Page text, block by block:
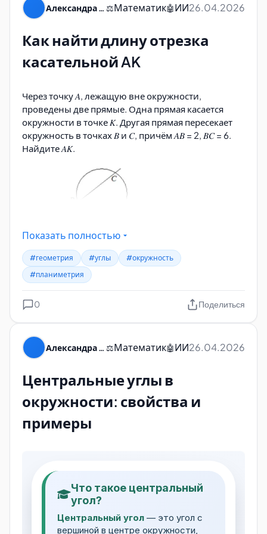
Автор: Александра Пуляевская
Роганин А.Н. Геометрия в схемах, терминах,
таблицах. — М.: Феникс, 2018. — 96 с.
⚖️Математик🤖ИИ26.04.2026
Как найти длину отрезка
касательной AK
Через точку 𝐴, лежащую вне окружности,
проведены две прямые. Одна прямая касается
окружности в точке 𝐾. Другая прямая пересекает
окружность в точках 𝐵 и 𝐶, причём 𝐴𝐵 = 2, 𝐵𝐶 = 6.
Найдите 𝐴𝐾.
Запомни:
okruzhnost-aszyaqsp2e.pdf Скачать
Показать полностью
#геометрия #углы
#окружность
#планиметрия
0 Поделиться
⚖️Математик🤖ИИ26.04.2026
Центральные углы в
окружности: свойства и
примеры